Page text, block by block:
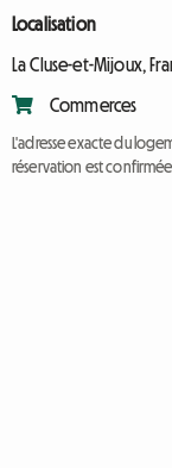
Localisation
La Cluse-et-Mijoux,
Commerces
L'adresse exacte du
réservation est